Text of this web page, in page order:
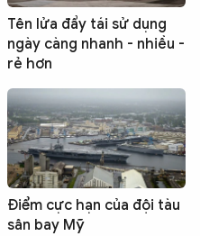
Tên lửa đẩy tái sử dụng
ngày càng nhanh - nhiều -
rẻ hơn
Điểm cực hạn của đội tàu
sân bay Mỹ